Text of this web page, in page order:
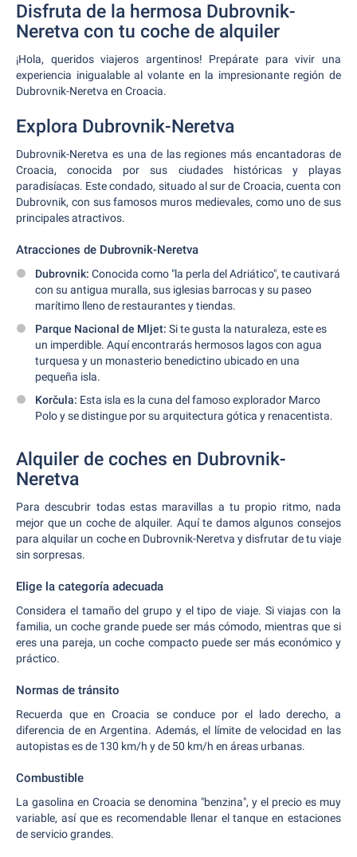
Disfruta de la hermosa Dubrovnik-
Neretva con tu coche de alquiler
¡Hola, queridos viajeros argentinos! Prepárate para vivir una
experiencia inigualable al volante en la impresionante región de
Dubrovnik-Neretva en Croacia.
Explora Dubrovnik-Neretva
Dubrovnik-Neretva es una de las regiones más encantadoras de
Croacia, conocida por sus ciudades históricas y playas
paradisíacas. Este condado, situado al sur de Croacia, cuenta con
Dubrovnik, con sus famosos muros medievales, como uno de sus
principales atractivos.
Atracciones de Dubrovnik-Neretva
Dubrovnik: Conocida como "la perla del Adriático", te cautivará
con su antigua muralla, sus iglesias barrocas y su paseo
marítimo lleno de restaurantes y tiendas.
Parque Nacional de Mljet: Si te gusta la naturaleza, este es
un imperdible. Aquí encontrarás hermosos lagos con agua
turquesa y un monasterio benedictino ubicado en una
pequeña isla.
Korčula: Esta isla es la cuna del famoso explorador Marco
Polo y se distingue por su arquitectura gótica y renacentista.
Alquiler de coches en Dubrovnik-
Neretva
Para descubrir todas estas maravillas a tu propio ritmo, nada
mejor que un coche de alquiler. Aquí te damos algunos consejos
para alquilar un coche en Dubrovnik-Neretva y disfrutar de tu viaje
sin sorpresas.
Elige la categoría adecuada
Considera el tamaño del grupo y el tipo de viaje. Si viajas con la
familia, un coche grande puede ser más cómodo, mientras que si
eres una pareja, un coche compacto puede ser más económico y
práctico.
Normas de tránsito
Recuerda que en Croacia se conduce por el lado derecho, a
diferencia de en Argentina. Además, el límite de velocidad en las
autopistas es de 130 km/h y de 50 km/h en áreas urbanas.
Combustible
La gasolina en Croacia se denomina "benzina", y el precio es muy
variable, así que es recomendable llenar el tanque en estaciones
de servicio grandes.